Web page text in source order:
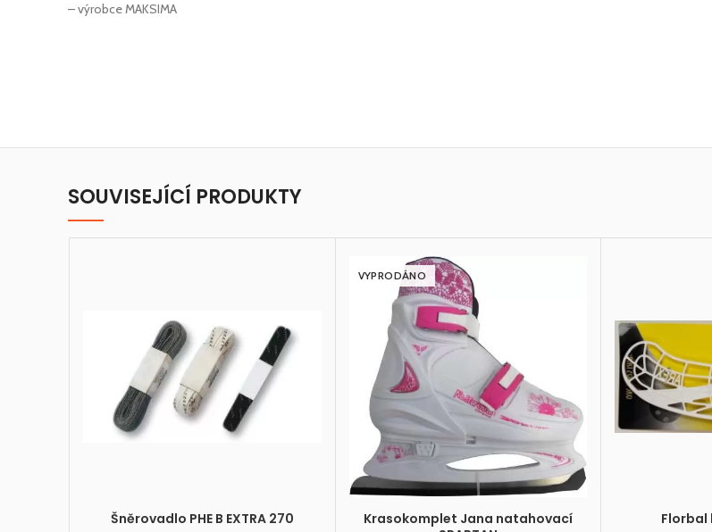
– výrobce MAKSIMA
SOUVISEJÍCÍ PRODUKTY
Šněrovadlo PHE B EXTRA 270
VYPRODÁNO
Krasokomplet Jana natahovací